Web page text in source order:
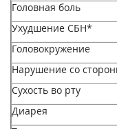
Головная боль
Ухудшение СБН*
Головокружение
Нарушение со
Сухость во рту
Диарея